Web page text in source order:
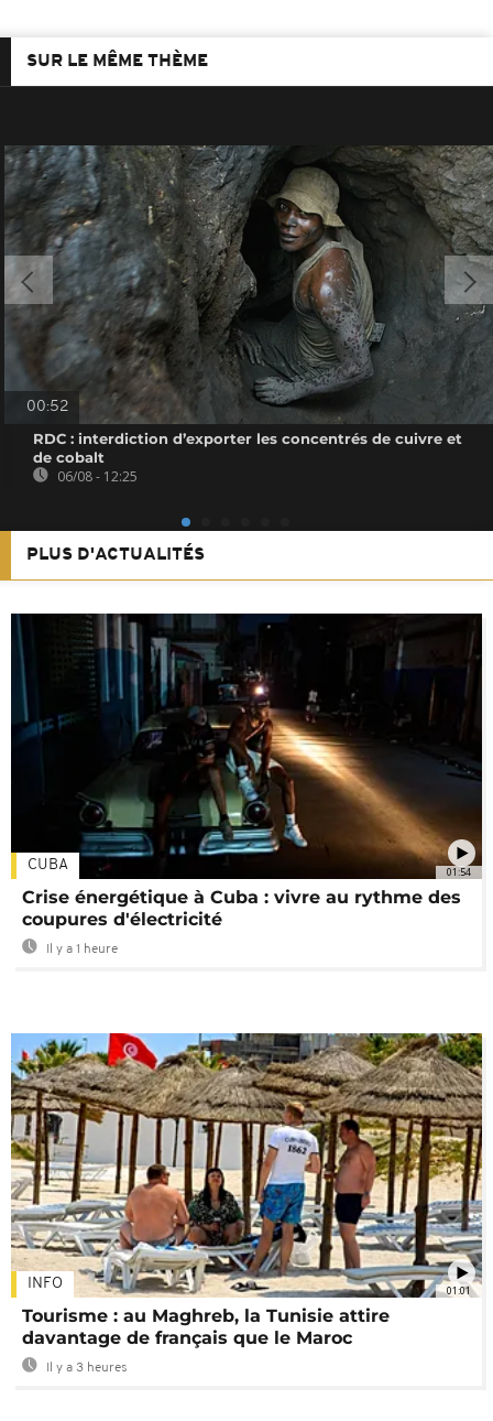
SUR LE MÊME THÈME
00:52
RDC : interdiction d’exporter les concentrés de cuivre et
de cobalt
06/08 - 12:25
PLUS D'ACTUALITÉS
01:54
CUBA
Crise énergétique à Cuba : vivre au rythme des
coupures d'électricité
Il y a 1 heure
01:01
INFO
Tourisme : au Maghreb, la Tunisie attire
davantage de français que le Maroc
Il y a 3 heures